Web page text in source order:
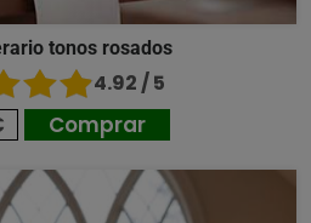
tonos rosados
4.92 / 5
Comprar